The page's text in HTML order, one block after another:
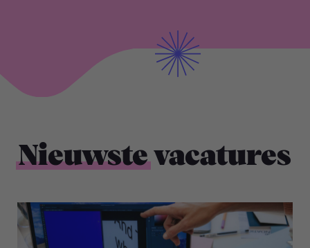
Nieuwstevacatures